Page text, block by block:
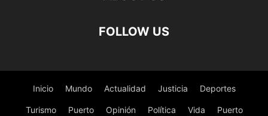
FOLLOW US
Inicio Mundo Actualidad Justicia Deportes
Turismo Puerto Opinión Política Vida Puerto